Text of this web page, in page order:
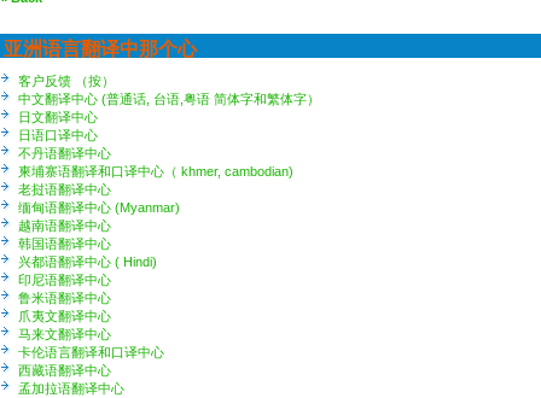
亚洲语言翻译中那个心
客户反馈 （按）
中文翻译中心 (普通话, 台语,粤语 简体字和繁体字）
日文翻译中心
日语口译中心
不丹语翻译中心
柬埔寨语翻译和口译中心（ khmer, cambodian)
老挝语翻译中心
缅甸语翻译中心 (Myanmar)
越南语翻译中心
韩国语翻译中心
兴都语翻译中心 ( Hindi)
印尼语翻译中心
鲁米语翻译中心
爪夷文翻译中心
马来文翻译中心
卡伦语言翻译和口译中心
西藏语翻译中心
孟加拉语翻译中心